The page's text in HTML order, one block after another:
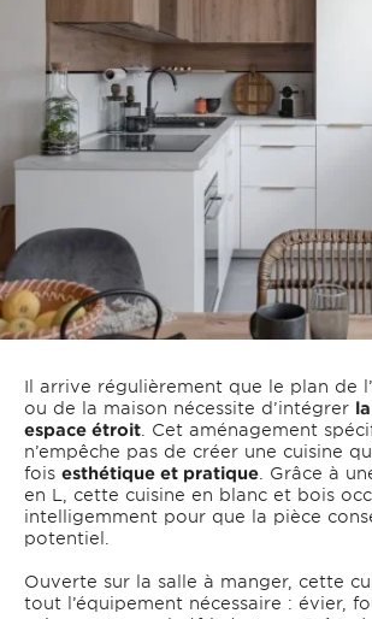
Il arrive régulièrement que le plan de
ou de la maison nécessite d’intégrer
espace étroit. Cet aménagement
n’empêche pas de créer une cuisine
fois esthétique et pratique. Grâce à
en L, cette cuisine en blanc et bois
intelligemment pour que la pièce
potentiel.
Ouverte sur la salle à manger, cette
tout l’équipement nécessaire : évier,